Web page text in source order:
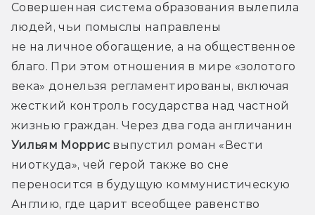
Совершенная система образования вылепила
людей, чьи помыслы направлены
не на личное обогащение, а на общественное
благо. При этом отношения в мире «золотого
века» донельзя регламентированы, включая
жесткий контроль государства над частной
Уильям Моррис выпустил роман «Вести
ниоткуда», чей герой также во сне
переносится в будущую коммунистическую
Англию, где царит всеобщее равенство